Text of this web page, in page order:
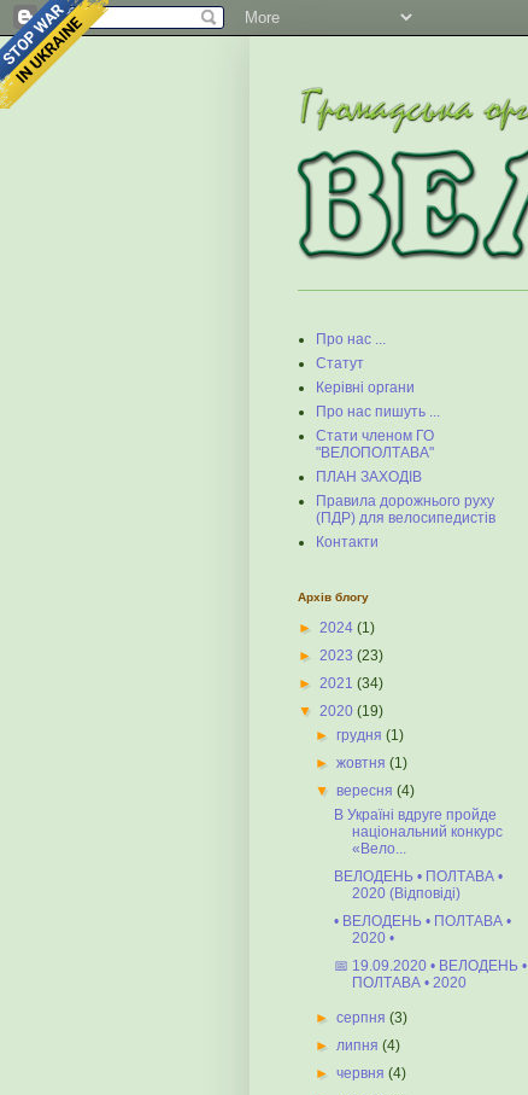
Про нас ...
Статут
Керівні органи
Про нас пишуть ...
Стати членом ГО
"ВЕЛОПОЛТАВА"
ПЛАН ЗАХОДІВ
Правила дорожнього руху
(ПДР) для велосипедистів
Контакти
Архів блогу
► 2024 (1)
► 2023 (23)
► 2021 (34)
▼ 2020 (19)
►грудня(1)
►жовтня(1)
▼вересня(4)
В Україні вдруге пройде
національний конкурс
«Вело...
ВЕЛОДЕНЬ • ПОЛТАВА •
2020 (Відповіді)
• ВЕЛОДЕНЬ • ПОЛТАВА •
2020 •
📅 19.09.2020 • ВЕЛОДЕНЬ •
ПОЛТАВА • 2020
►серпня(3)
►липня(4)
►червня(4)